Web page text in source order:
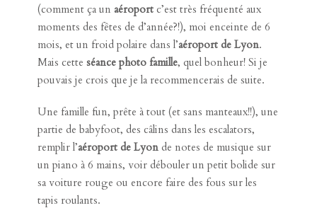
(comment ça un aéroportc’est très fréquenté aux
moments des fêtes de d’année?!), moi enceinte de 6
mois, et un froid polaire dans l’aéroport de Lyon.
Mais cette séance photo famille, quel bonheur! Si je
pouvais je crois que je la recommencerais de suite.
Une famille fun, prête à tout (et sans manteaux!!), une
partie de babyfoot, des câlins dans les escalators,
remplir l’aéroport de Lyonde notes de musique sur
un piano à 6 mains, voir débouler un petit bolide sur
sa voiture rouge ou encore faire des fous sur les
tapis roulants.